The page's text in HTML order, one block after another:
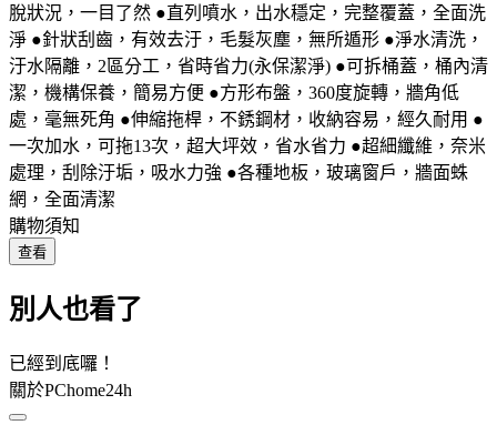
脫狀況，一目了然 ●直列噴水，出水穩定，完整覆蓋，全面洗
淨 ●針狀刮齒，有效去汙，毛髮灰塵，無所遁形 ●淨水清洗，
汙水隔離，2區分工，省時省力(永保潔淨) ●可拆桶蓋，桶內清
潔，機構保養，簡易方便 ●方形布盤，360度旋轉，牆角低
處，毫無死角 ●伸縮拖桿，不銹鋼材，收納容易，經久耐用 ●
一次加水，可拖13次，超大坪效，省水省力 ●超細纖維，奈米
處理，刮除汙垢，吸水力強 ●各種地板，玻璃窗戶，牆面蛛
網，全面清潔
購物須知
查看
別人也看了
已經到底囉！
關於PChome24h